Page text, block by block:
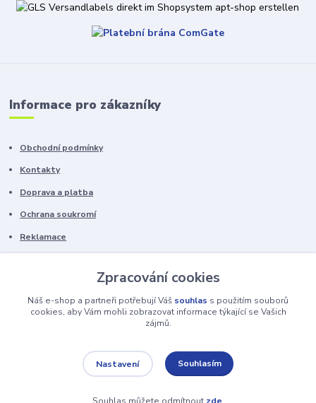
Informace pro zákazníky
Obchodní podmínky
Kontakty
Doprava a platba
Ochrana soukromí
Reklamace
Zpracování cookies
Náš e-shop a partneři potřebují Váš souhlas s použitím souborů
cookies, aby Vám mohli zobrazovat informace týkající se Vašich
zájmů.
Nastavení Souhlasím
Souhlas můžete odmítnout zde